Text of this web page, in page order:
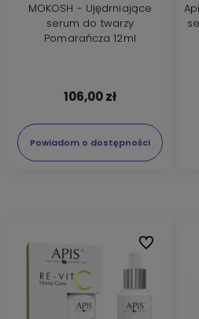
MOKOSH - Ujędrniające
serum do twarzy
Pomarańcza 12ml
106,00 zł
Powiadom o dostępności
Do